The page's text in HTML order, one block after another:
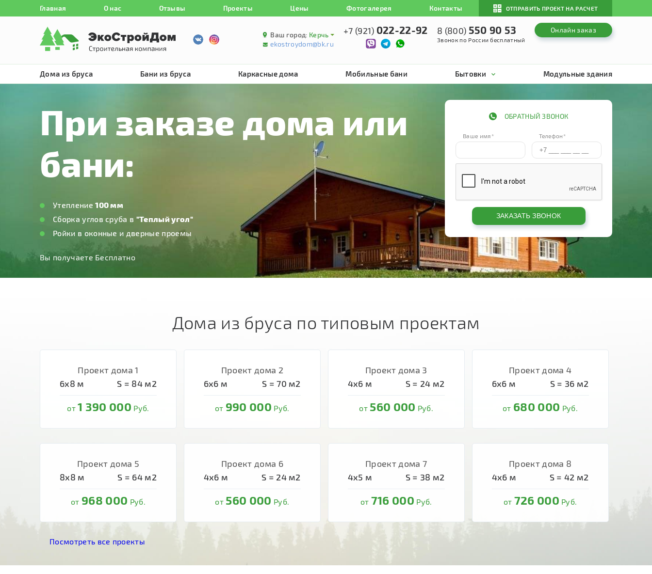
Главная О нас Отзывы Проекты Цены Фотогалерея Контакты ОТПРАВИТЬ ПРОЕКТ НА РАСЧЕТ
Ваш город: Керчь
ekostroydom@bk.ru
+7 (921) 022-22-92 8 (800) 550 90 53
Звонок по России бесплатный
Онлайн заказ
Дома из бруса Бани из бруса Каркасные дома Мобильные бани Бытовки Модульные здания
ОБРАТНЫЙ ЗВОНОК
Ваше имя* Телефон*
Дома из бруса по типовым проектам
Проект дома 1
6х8 м S = 84м2
от1 390 000 Руб.
Проект дома 2
6х6 м S =70 м2
от 990 000 Руб.
Проект дома 3
4х6 м S = 24 м2
от 560 000 Руб.
Проект дома 4
6х6 м S = 36 м2
от 680 000 Руб.
Проект дома 5
8х8 м S = 64м2
от 968 000 Руб.
Проект дома 6
4х6 м S = 24м2
от 560 000 Руб.
Проект дома 7
4х5 м S = 38 м2
от 716 000 Руб.
Проект дома 8
4х6 м S = 42 м2
от 726 000 Руб.
Посмотреть все проекты